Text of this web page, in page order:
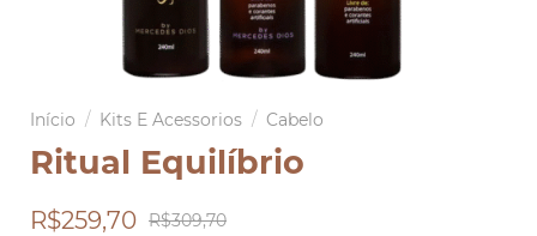
Início / Kits E Acessorios / Cabelo
Ritual Equilíbrio
R$259,70 R$309,70